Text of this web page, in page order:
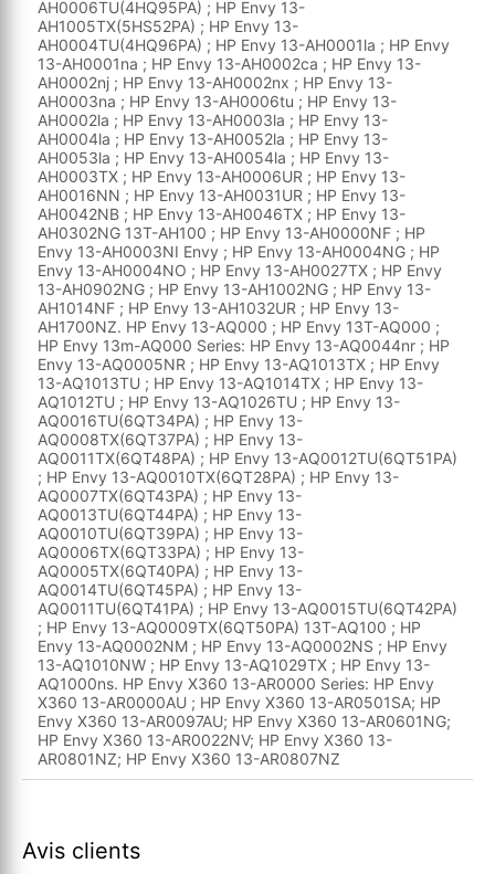
AH0006TU(4HQ95PA) ; HP Envy 13-
AH1005TX(5HS52PA) ; HP Envy 13-
AH0004TU(4HQ96PA) ; HP Envy 13-AH0001la ; HP Envy
13-AH0001na ; HP Envy 13-AH0002ca ; HP Envy 13-
AH0002nj ; HP Envy 13-AH0002nx ; HP Envy 13-
AH0003na ; HP Envy 13-AH0006tu ; HP Envy 13-
AH0002la ; HP Envy 13-AH0003la ; HP Envy 13-
AH0004la ; HP Envy 13-AH0052la ; HP Envy 13-
AH0053la ; HP Envy 13-AH0054la ; HP Envy 13-
AH0003TX ; HP Envy 13-AH0006UR ; HP Envy 13-
AH0016NN ; HP Envy 13-AH0031UR ; HP Envy 13-
AH0042NB ; HP Envy 13-AH0046TX ; HP Envy 13-
AH0302NG 13T-AH100 ; HP Envy 13-AH0000NF ; HP
Envy 13-AH0003NI Envy ; HP Envy 13-AH0004NG ; HP
Envy 13-AH0004NO ; HP Envy 13-AH0027TX ; HP Envy
13-AH0902NG ; HP Envy 13-AH1002NG ; HP Envy 13-
AH1014NF ; HP Envy 13-AH1032UR ; HP Envy 13-
AH1700NZ. HP Envy 13-AQ000 ; HP Envy 13T-AQ000 ;
HP Envy 13m-AQ000 Series: HP Envy 13-AQ0044nr ; HP
Envy 13-AQ0005NR ; HP Envy 13-AQ1013TX ; HP Envy
13-AQ1013TU ; HP Envy 13-AQ1014TX ; HP Envy 13-
AQ1012TU ; HP Envy 13-AQ1026TU ; HP Envy 13-
AQ0016TU(6QT34PA) ; HP Envy 13-
AQ0008TX(6QT37PA) ; HP Envy 13-
AQ0011TX(6QT48PA) ; HP Envy 13-AQ0012TU(6QT51PA)
; HP Envy 13-AQ0010TX(6QT28PA) ; HP Envy 13-
AQ0007TX(6QT43PA) ; HP Envy 13-
AQ0013TU(6QT44PA) ; HP Envy 13-
AQ0010TU(6QT39PA) ; HP Envy 13-
AQ0006TX(6QT33PA) ; HP Envy 13-
AQ0005TX(6QT40PA) ; HP Envy 13-
AQ0014TU(6QT45PA) ; HP Envy 13-
AQ0011TU(6QT41PA) ; HP Envy 13-AQ0015TU(6QT42PA)
; HP Envy 13-AQ0009TX(6QT50PA) 13T-AQ100 ; HP
Envy 13-AQ0002NM ; HP Envy 13-AQ0002NS ; HP Envy
13-AQ1010NW ; HP Envy 13-AQ1029TX ; HP Envy 13-
AQ1000ns. HP Envy X360 13-AR0000 Series: HP Envy
X360 13-AR0000AU ; HP Envy X360 13-AR0501SA; HP
Envy X360 13-AR0097AU; HP Envy X360 13-AR0601NG;
HP Envy X360 13-AR0022NV; HP Envy X360 13-
AR0801NZ; HP Envy X360 13-AR0807NZ
Avis clients